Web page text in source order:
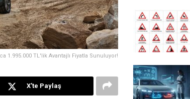
1.995.000 TL'lik Avantajlı Fiyatla Sunuluyor!
X'te Paylaş